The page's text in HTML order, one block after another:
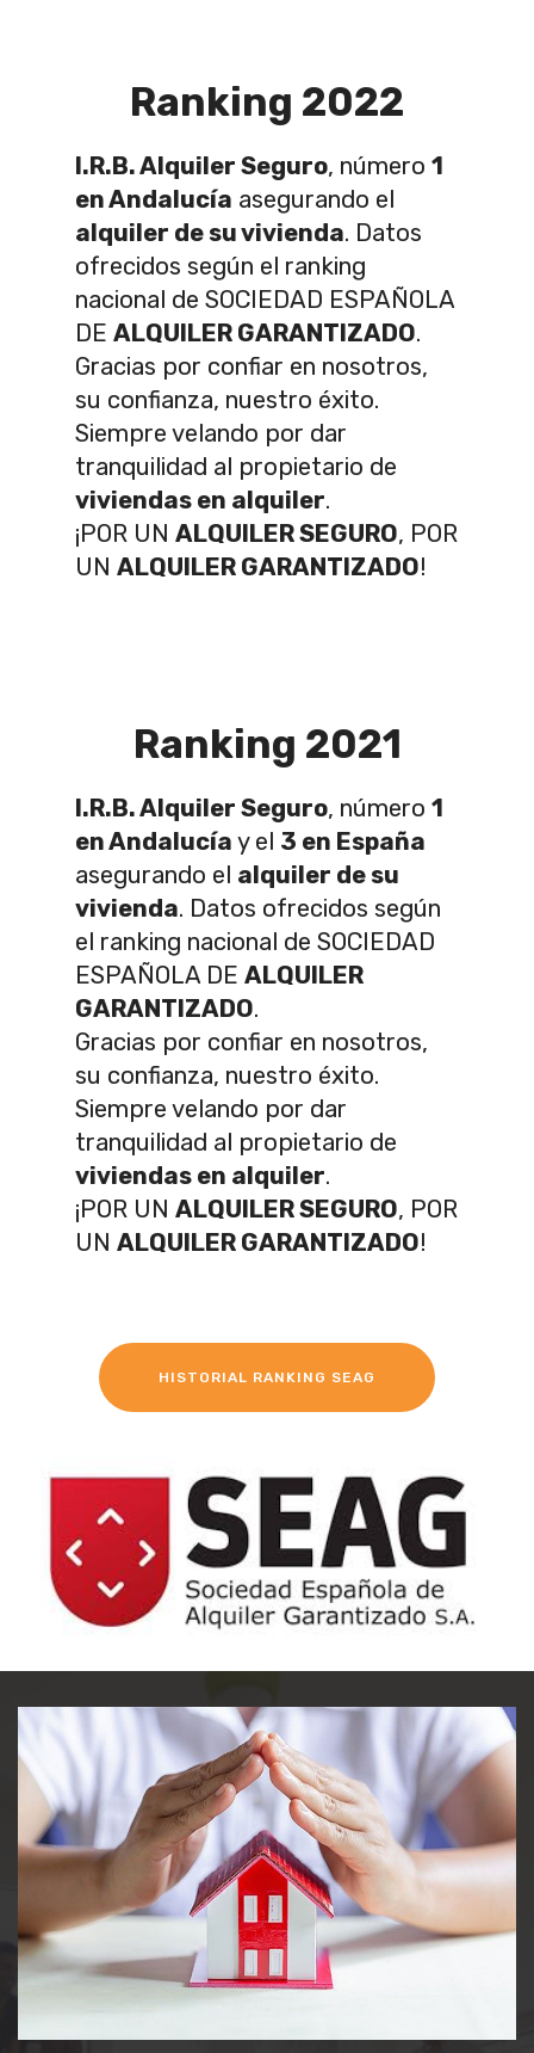
Ranking 2022
I.R.B. Alquiler Seguro, número 1
en Andalucía asegurando el
alquiler de su vivienda. Datos
ofrecidos según el ranking
nacional de SOCIEDAD ESPAÑOLA
DE ALQUILER GARANTIZADO.
Gracias por confiar en nosotros,
su confianza, nuestro éxito.
Siempre velando por dar
tranquilidad al propietario de
viviendas en alquiler.
¡POR UN ALQUILER SEGURO, POR
UN ALQUILER GARANTIZADO!
Ranking 2021
I.R.B. Alquiler Seguro, número 1
en Andalucía y el 3 en España
asegurando el alquiler de su
vivienda. Datos ofrecidos según
el ranking nacional de SOCIEDAD
ESPAÑOLA DE ALQUILER
GARANTIZADO.
Gracias por confiar en nosotros,
su confianza, nuestro éxito.
Siempre velando por dar
tranquilidad al propietario de
viviendas en alquiler.
¡POR UN ALQUILER SEGURO, POR
UN ALQUILER GARANTIZADO!
HISTORIAL RANKING SEAG